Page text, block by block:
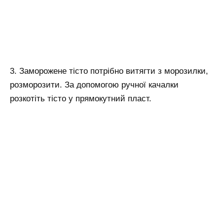
3. Заморожене тісто потрібно витягти з морозилки,
розморозити. За допомогою ручної качалки
розкотіть тісто у прямокутний пласт.